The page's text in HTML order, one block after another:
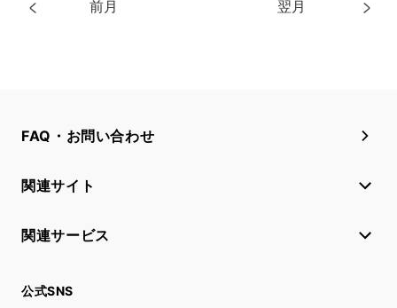
前月 翌月
FAQ・お問い合わせ
関連サイト
関連サービス
公式SNS